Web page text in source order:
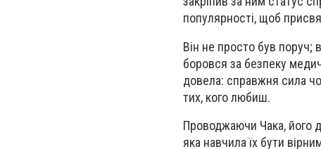
популярності, щоб
Він не просто був поруч;
боровся за безпеку
довела: справжня сила
тих, кого любиш.
Проводжаючи Чака, його
яка навчила їх бути